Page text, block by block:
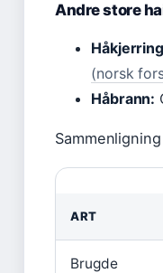
Andre store
(norsk
Håbrann:
ART
Brugde